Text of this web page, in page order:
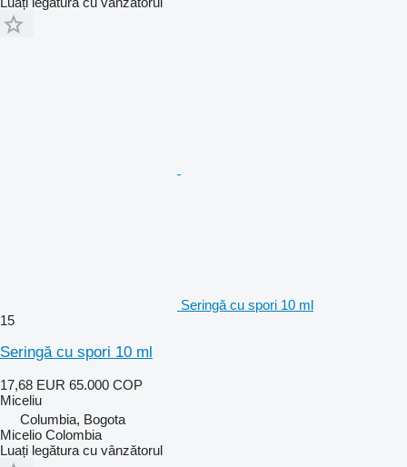
Seringă cu spori 10 ml
15
Seringă cu spori 10 ml
17,68 EUR 65.000 COP
Miceliu
Columbia, Bogota
Micelio Colombia
Luați legătura cu vânzătorul